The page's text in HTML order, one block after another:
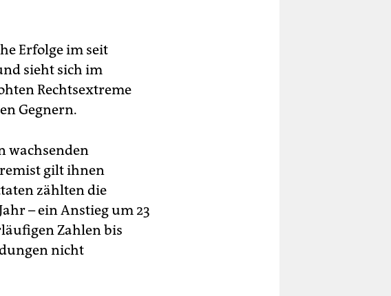
Erfolge im seit
sieht sich im
Rechtsextreme
Gegnern.
wachsenden
gilt ihnen
zählten die
– ein Anstieg um 23
Zahlen bis
nicht